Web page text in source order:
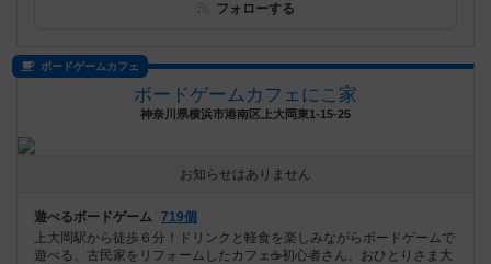
フォローする
ボードゲームカフェ
ボードゲームカフェにこ家
神奈川県横浜市港南区上大岡東1-15-25
お知らせはありません
遊べるボードゲーム 719個
上大岡駅から徒歩６分！ドリンクと軽食を楽しみながらボードゲームで
遊べる、古民家をリフォームしたカフェ☕️初心者さん、おひとりさま大